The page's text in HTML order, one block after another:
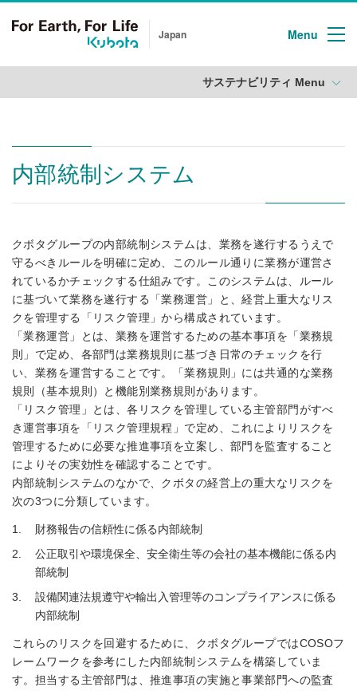
Japan Menu
内部統制システム
クボタグループの内部統制システムは、業務を遂行するうえで
守るべきルールを明確に定め、このルール通りに業務が運営さ
れているかチェックする仕組みです。このシステムは、ルール
に基づいて業務を遂行する「業務運営」と、経営上重大なリス
クを管理する「リスク管理」から構成されています。
「業務運営」とは、業務を運営するための基本事項を「業務規
則」で定め、各部門は業務規則に基づき日常のチェックを行
い、業務を運営することです。「業務規則」には共通的な業務
規則（基本規則）と機能別業務規則があります。
「リスク管理」とは、各リスクを管理している主管部門がすべ
き運営事項を「リスク管理規程」で定め、これによりリスクを
管理するために必要な推進事項を立案し、部門を監査すること
によりその実効性を確認することです。
内部統制システムのなかで、クボタの経営上の重大なリスクを
次の3つに分類しています。
財務報告の信頼性に係る内部統制
公正取引や環境保全、安全衛生等の会社の基本機能に係る内
部統制
設備関連法規遵守や輸出入管理等のコンプライアンスに係る
内部統制
これらのリスクを回避するために、クボタグループではCOSOフ
レームワークを参考にした内部統制システムを構築していま
す。担当する主管部門は、推進事項の実施と事業部門への監査
サステナビリティ Menu